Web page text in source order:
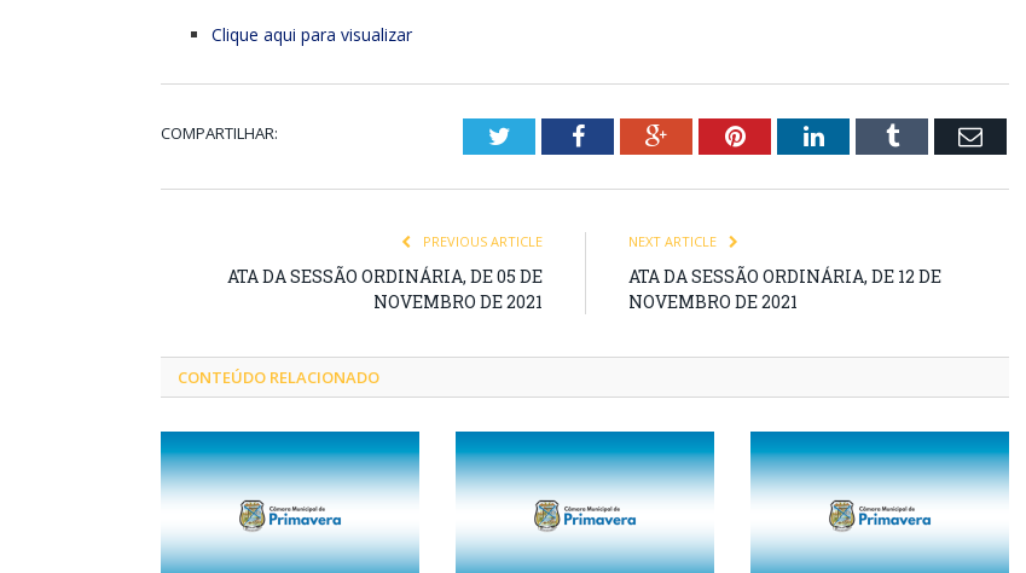
Clique aqui para visualizar
COMPARTILHAR: TwitterFacebookGoogle+PinterestLinkedInTumblr
PREVIOUS ARTICLE
ATA DA SESSÃO ORDINÁRIA, DE 05 DE
NOVEMBRO DE 2021
NEXT ARTICLE
ATA DA SESSÃO ORDINÁRIA, DE 12 DE
NOVEMBRO DE 2021
CONTEÚDO RELACIONADO